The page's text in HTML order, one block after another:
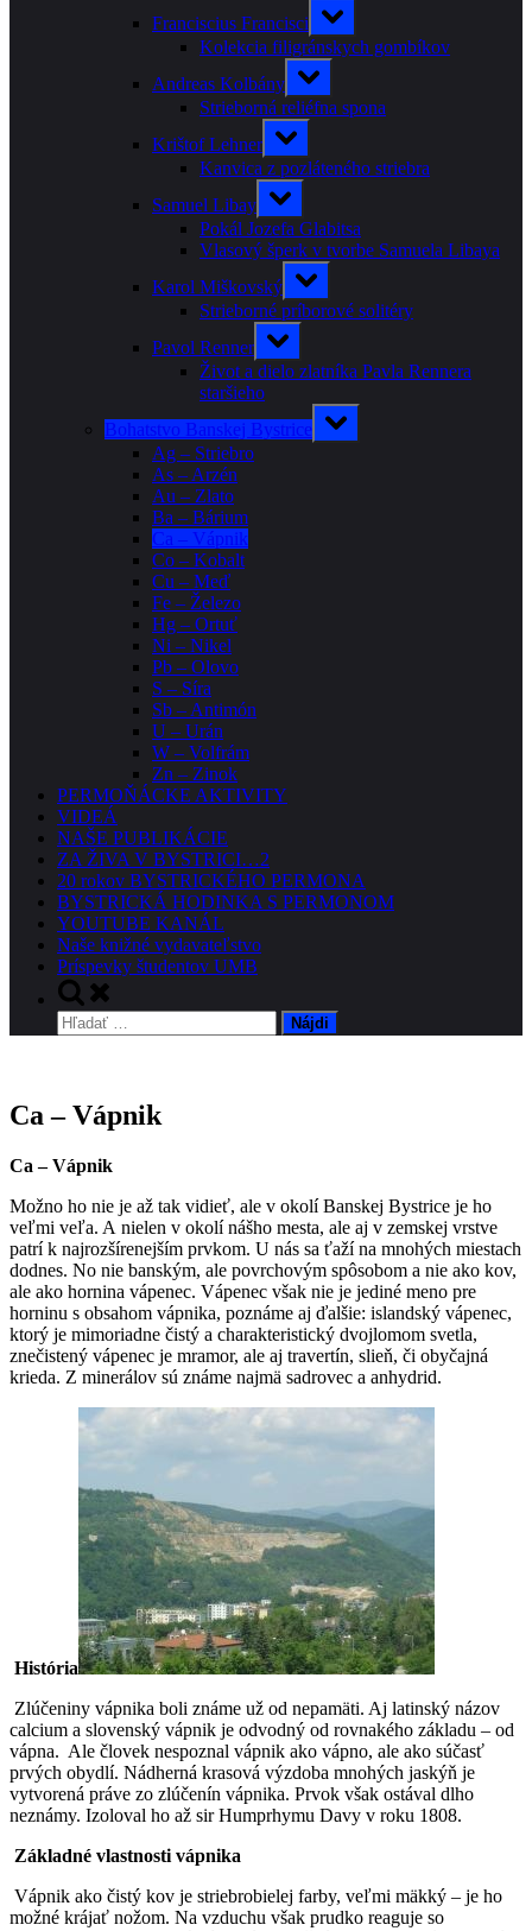
menu
Franciscius Francisci
Toggle
sub-
menu
Kolekcia filigránskych gombíkov
Andreas Kolbány
Toggle
sub-
menu
Strieborná reliéfna spona
Krištof Lehner
Toggle
sub-
menu
Kanvica z pozláteného striebra
Samuel Libay
Toggle
sub-
menu
Pokál Jozefa Glabitsa
Vlasový šperk v tvorbe Samuela Libaya
Karol Miškovský
Toggle
sub-
menu
Strieborné príborové solitéry
Pavol Renner
Toggle
sub-
menu
Život a dielo zlatníka Pavla Rennera
staršieho
Bohatstvo Banskej Bystrice
Toggle
sub-
Ag – Striebro
As – Arzén
Au – Zlato
Ba – Bárium
Ca – Vápnik
Co – Kobalt
Cu – Meď
Fe – Železo
Hg – Ortuť
Ni – Nikel
Pb – Olovo
S – Síra
Sb – Antimón
U – Urán
W – Volfrám
Zn – Zinok
PERMOŇÁCKE AKTIVITY
VIDEÁ
NAŠE PUBLIKÁCIE
ZA ŽIVA V BYSTRICI…2
20 rokov BYSTRICKÉHO PERMONA
BYSTRICKÁ HODINKA S PERMONOM
YOUTUBE KANÁL
Naše knižné vydavateľstvo
Príspevky študentov UMB
Toggle
search
form
Hľadať:
Ca – Vápnik
Ca – Vápnik
Možno ho nie je až tak vidieť, ale v okolí Banskej Bystrice je ho
veľmi veľa. A nielen v okolí nášho mesta, ale aj v zemskej vrstve
patrí k najrozšírenejším prvkom. U nás sa ťaží na mnohých miestach
dodnes. No nie banským, ale povrchovým spôsobom a nie ako kov,
ale ako hornina vápenec. Vápenec však nie je jediné meno pre
horninu s obsahom vápnika, poznáme aj ďalšie: islandský vápenec,
ktorý je mimoriadne čistý a charakteristický dvojlomom svetla,
znečistený vápenec je mramor, ale aj travertín, slieň, či obyčajná
krieda. Z minerálov sú známe najmä sadrovec a anhydrid.
História
Zlúčeniny vápnika boli známe už od nepamäti. Aj latinský názov
calcium a slovenský vápnik je odvodný od rovnakého základu – od
vápna. Ale človek nespoznal vápnik ako vápno, ale ako súčasť
prvých obydlí. Nádherná krasová výzdoba mnohých jaskýň je
vytvorená práve zo zlúčenín vápnika. Prvok však ostával dlho
neznámy. Izoloval ho až sir Humprhymu Davy v roku 1808.
Základné vlastnosti vápnika
Vápnik ako čistý kov je striebrobielej farby, veľmi mäkký – je ho
možné krájať nožom. Na vzduchu však prudko reaguje so